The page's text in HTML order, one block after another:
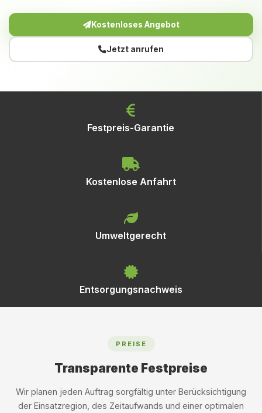
Kostenloses Angebot
Jetzt anrufen
Festpreis-Garantie
Kostenlose Anfahrt
Umweltgerecht
Entsorgungsnachweis
PREISE
Transparente Festpreise
Wir planen jeden Auftrag sorgfältig unter Berücksichtigung
der Einsatzregion, des Zeitaufwands und einer optimalen